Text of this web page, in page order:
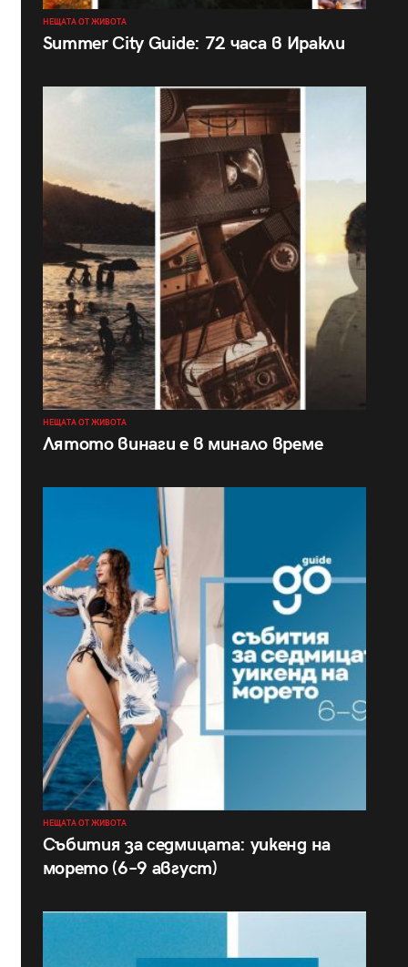
НЕЩАТА ОТ ЖИВОТА
Summer City Guide: 72 часа в Иракли
НЕЩАТА ОТ ЖИВОТА
Лятото винаги е в минало време
НЕЩАТА ОТ ЖИВОТА
Събития за седмицата: уикенд на
морето (6–9 август)